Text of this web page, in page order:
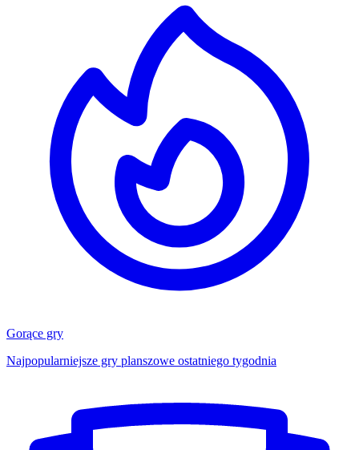
Gorące gry
Najpopularniejsze gry planszowe ostatniego tygodnia